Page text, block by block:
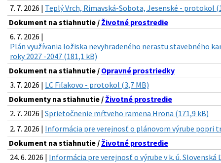
7. 7. 2026 | Teplý Vrch, Rimavská-Sobota, Jesenské - protokol
Dokument na stiahnutie / Životné prostredie
6. 7. 2026 |
Plán využívania ložiska nevyhradeného nerastu stavebného
roky 2027 -2047 (181,1 kB)
Dokument na stiahnutie / Opravné prostriedky
3. 7. 2026 | LC Fiľakovo - protokol (3,7 MB)
Dokumenty na stiahnutie / Životné prostredie
2. 7. 2026 | Sprietočnenie mŕtveho ramena Hrona (171,9 kB)
2. 7. 2026 | Informácia pre verejnosť o plánovom výrube popri
Dokument na stiahnutie / Životné prostredie
24. 6. 2026 | Informácia pre verejnosť o výrube v k. ú. Slovenská